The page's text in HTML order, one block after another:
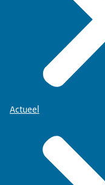
Actueel